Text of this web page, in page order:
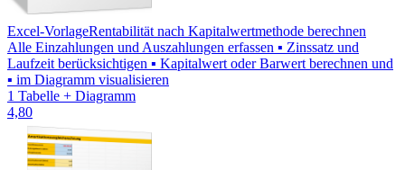
Excel-VorlageRentabilität nach Kapitalwertmethode berechnen
Alle Einzahlungen und Auszahlungen erfassen ▪ Zinssatz und
Laufzeit berücksichtigen ▪ Kapitalwert oder Barwert berechnen und
▪ im Diagramm visualisieren
1 Tabelle + Diagramm
4,80